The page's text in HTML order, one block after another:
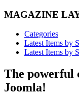
MAGAZINE
Categories
Latest Items by
Latest Items by
The powerful
Joomla!